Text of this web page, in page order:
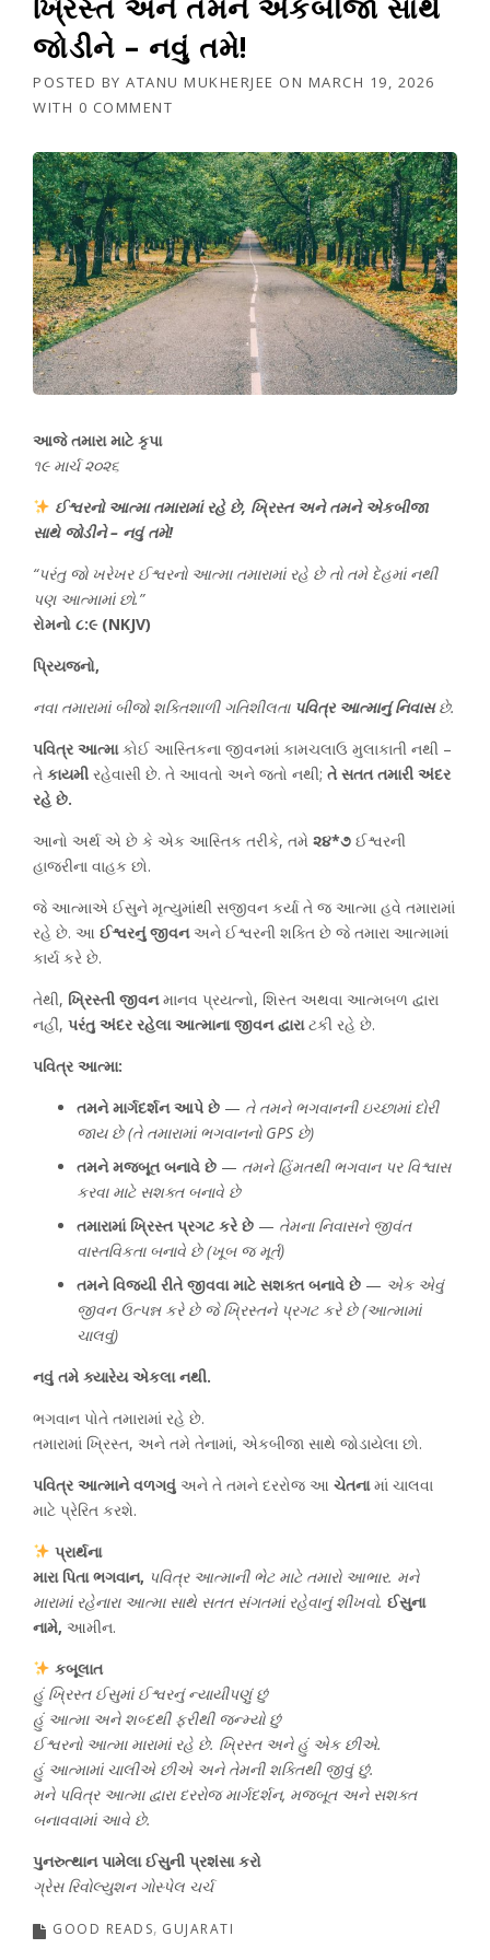
જોડીને – નવું તમે!
POSTED BY ATANU MUKHERJEE ON MARCH 19, 2026
WITH 0 COMMENT
આજે તમારા માટે કૃપા
૧૯ માર્ચ ૨૦૨૬
ઈશ્વરનો આત્મા તમારામાં રહે છે, ખ્રિસ્ત અને તમને એકબીજા
સાથે જોડીને – નવું તમે!
“પરંતુ જો ખરેખર ઈશ્વરનો આત્મા તમારામાં રહે છે તો તમે દેહમાં નથી
પણ આત્મામાં છો.”
રોમનો ૮:૯ (NKJV)
પ્રિયજનો,
નવા તમારામાં બીજો શક્તિશાળી ગતિશીલતા પવિત્ર આત્માનું નિવાસછે.
પવિત્ર આત્માકોઈ આસ્તિકના જીવનમાં કામચલાઉ મુલાકાતી નથી –
તે કાયમી રહેવાસી છે. તે આવતો અને જતો નથી; તે સતત તમારી અંદર
રહે છે.
આનો અર્થ એ છે કે એક આસ્તિક તરીકે, તમે ૨૪*૭ ઈશ્વરની
હાજરીના વાહક છો.
જે આત્માએ ઈસુને મૃત્યુમાંથી સજીવન કર્યા તે જ આત્મા હવે તમારામાં
રહે છે. આ ઈશ્વરનું જીવનઅને ઈશ્વરની શક્તિ છે જે તમારા આત્મામાં
કાર્ય કરે છે.
તેથી, ખ્રિસ્તી જીવનમાનવ પ્રયત્નો, શિસ્ત અથવા આત્મબળ દ્વારા
નહીં, પરંતુ અંદર રહેલા આત્માના જીવન દ્વારાટકી રહે છે.
પવિત્ર આત્મા:
તમને માર્ગદર્શન આપે છે — તે તમને ભગવાનની ઇચ્છામાં દોરી
જાય છે (તે તમારામાં ભગવાનનો GPS છે)
તમને મજબૂત બનાવે છે — તમને હિંમતથી ભગવાન પર વિશ્વાસ
કરવા માટે સશક્ત બનાવે છે
તમારામાં ખ્રિસ્ત પ્રગટ કરે છે — તેમના નિવાસને જીવંત
વાસ્તવિકતા બનાવે છે (ખૂબ જ મૂર્ત)
તમને વિજયી રીતે જીવવા માટે સશક્ત બનાવે છે — એક એવું
જીવન ઉત્પન્ન કરે છે જે ખ્રિસ્તને પ્રગટ કરે છે (આત્મામાં
ચાલવું)
નવું તમે ક્યારેય એકલા નથી.
ભગવાન પોતે તમારામાં રહે છે.
તમારામાં ખ્રિસ્ત, અને તમે તેનામાં, એકબીજા સાથે જોડાયેલા છો.
પવિત્ર આત્માને વળગવું અને તે તમને દરરોજ આ ચેતનામાં ચાલવા
માટે પ્રેરિત કરશે.
પ્રાર્થના
મારા પિતા ભગવાન, પવિત્ર આત્માની ભેટ માટે તમારો આભાર. મને
મારામાં રહેનારા આત્મા સાથે સતત સંગતમાં રહેવાનું શીખવો. ઈસુના
નામે, આમીન.
કબૂલાત
હું ખ્રિસ્ત ઈસુમાં ઈશ્વરનું ન્યાયીપણું છું
હું આત્મા અને શબ્દથી ફરીથી જન્મ્યો છું
ઈશ્વરનો આત્મા મારામાં રહે છે. ખ્રિસ્ત અને હું એક છીએ.
હું આત્મામાં ચાલીએ છીએ અને તેમની શક્તિથી જીવું છું.
મને પવિત્ર આત્મા દ્વારા દરરોજ માર્ગદર્શન, મજબૂત અને સશક્ત
બનાવવામાં આવે છે.
પુનરુત્થાન પામેલા ઈસુની પ્રશંસા કરો
ગ્રેસ રિવોલ્યુશન ગોસ્પેલ ચર્ચ
GOOD READS GUJARATI